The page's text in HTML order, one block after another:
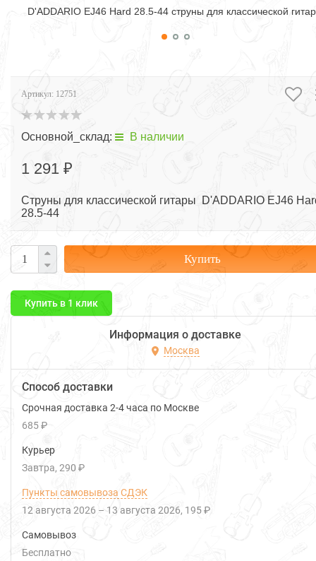
D'ADDARIO EJ46 Hard 28.5-44 струны для классической
Артикул: 12751
Основной_склад: В наличии
1 291 ₽
Струны для классической гитары D'ADDARIO EJ46
28.5-44
Купить
Купить в 1 клик
Информация о доставке
Москва
Способ доставки
Срочная доставка 2-4 часа по Москве
685 ₽
Курьер
Завтра 290 ₽
Пункты самовывоза СДЭК
12 августа 2026 – 13 августа 2026 195 ₽
Самовывоз
Бесплатно